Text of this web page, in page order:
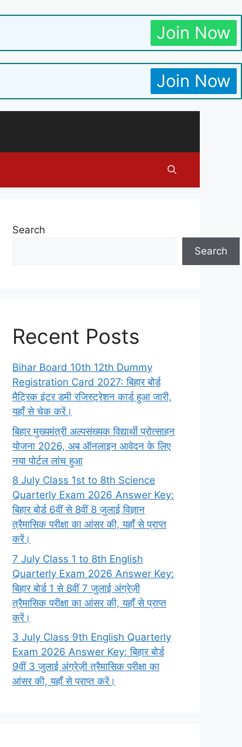
Join Now
Join Now
Search
Search
Recent Posts
Bihar Board 10th 12th Dummy
Registration Card 2027: बिहार बोर्ड
मैट्रिक इंटर डमी रजिस्ट्रेशन कार्ड हुआ जारी,
यहाँ से चेक करें।
बिहार मुख्यमंत्री अल्पसंख्यक विद्यार्थी प्रोत्साहन
योजना 2026, अब ऑनलाइन आवेदन के लिए
नया पोर्टल लांच हुआ
8 July Class 1st to 8th Science
Quarterly Exam 2026 Answer Key:
बिहार बोर्ड 6वीं से 8वीं 8 जुलाई विज्ञान
त्रैमासिक परीक्षा का आंसर की, यहाँ से प्राप्त
करें।
7 July Class 1 to 8th English
Quarterly Exam 2026 Answer Key:
बिहार बोर्ड 1 से 8वीं 7 जुलाई अंग्रेज़ी
त्रैमासिक परीक्षा का आंसर की, यहाँ से प्राप्त
करें।
3 July Class 9th English Quarterly
Exam 2026 Answer Key: बिहार बोर्ड
9वीं 3 जुलाई अंग्रेज़ी त्रैमासिक परीक्षा का
आंसर की, यहाँ से प्राप्त करें।